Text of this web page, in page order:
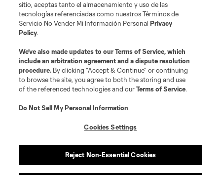
sitio, aceptas tanto el almacenamiento y uso de las
tecnologías referenciadas como nuestros Términos de
Servicio No Vender Mi Información PersonalPrivacy
Policy.
We’ve also made updates to ourTerms of Service, which
include an arbitration agreement and a dispute resolution
procedure. By clicking “Accept & Continue” or continuing
to browse the site, you agree to both the storing and use
of the referenced technologies and ourTerms of Service.
Do Not Sell My Personal Information.
Cookies Settings
Reject Non-Essential Cookies